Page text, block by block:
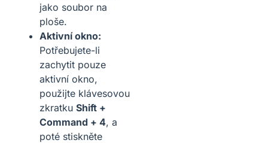
jako soubor na
ploše.
Aktivní okno:
Potřebujete-li
zachytit pouze
aktivní okno,
použijte klávesovou
zkratku Shift +
Command + 4, a
poté stiskněte